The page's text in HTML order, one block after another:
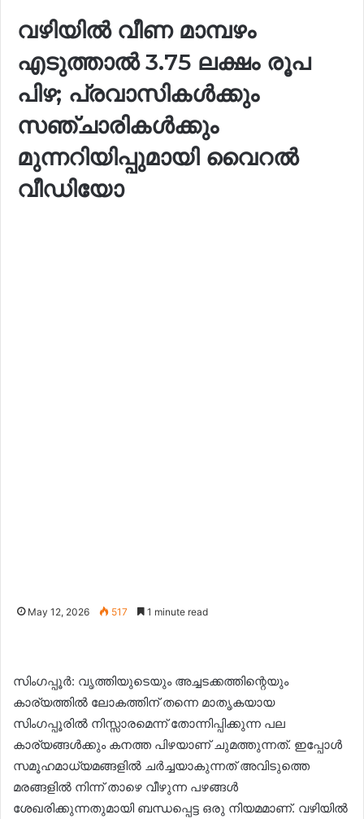
വഴിയിൽ വീണ മാമ്പഴം
എടുത്താൽ 3.75 ലക്ഷം രൂപ
പിഴ; പ്രവാസികൾക്കും
സഞ്ചാരികൾക്കും
മുന്നറിയിപ്പുമായി വൈറൽ
വീഡിയോ
May 12, 2026 517 1 minute read
സിംഗപ്പൂർ: വൃത്തിയുടെയും അച്ചടക്കത്തിന്റെയും
കാര്യത്തിൽ ലോകത്തിന് തന്നെ മാതൃകയായ
സിംഗപ്പൂരിൽ നിസ്സാരമെന്ന് തോന്നിപ്പിക്കുന്ന പല
കാര്യങ്ങൾക്കും കനത്ത പിഴയാണ് ചുമത്തുന്നത്. ഇപ്പോൾ
സമൂഹമാധ്യമങ്ങളിൽ ചർച്ചയാകുന്നത് അവിടുത്തെ
മരങ്ങളിൽ നിന്ന് താഴെ വീഴുന്ന പഴങ്ങൾ
ശേഖരിക്കുന്നതുമായി ബന്ധപ്പെട്ട ഒരു നിയമമാണ്. വഴിയിൽ